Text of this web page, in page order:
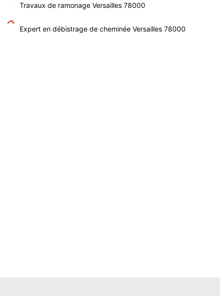
Travaux de ramonage Versailles 78000
Expert en débistrage de cheminée Versailles 78000